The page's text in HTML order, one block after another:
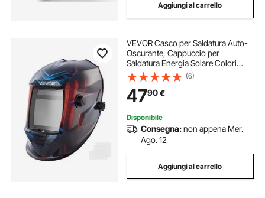
Aggiungi al carrello
VEVOR Casco per Saldatura Auto-
Oscurante, Cappuccio per
Saldatura Energia Solare Colori
Reali da 100 x 80 mm, 4 Sensori ad
Arco, Tonalità 4/5-9/9-13 per
Molatura TIG MIG ARC, Serie METIS
(6)
4790€
Disponibile
Consegna:non appena Mer.
Ago. 12
Aggiungi al carrello